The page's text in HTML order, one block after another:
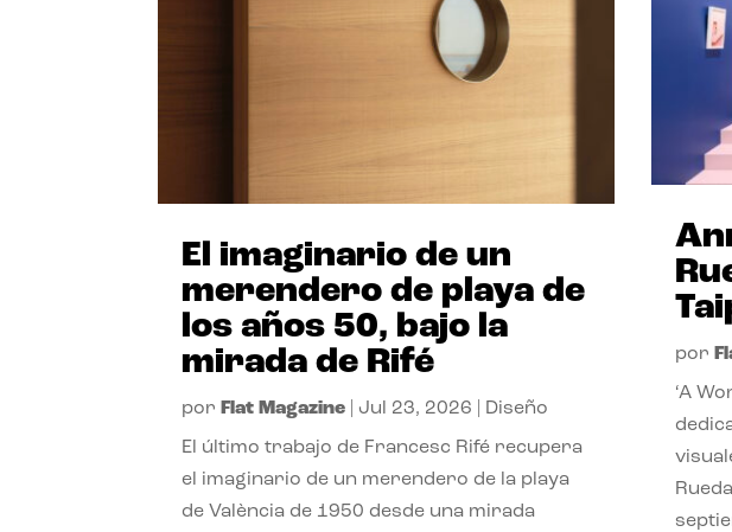
El imaginario de un
merendero de playa de
los años 50, bajo la
mirada de Rifé
por Flat Magazine Jul 23, 2026 Diseño
El último trabajo de Francesc Rifé recupera
el imaginario de un merendero de la playa
de València de 1950 desde una mirada
por
‘A